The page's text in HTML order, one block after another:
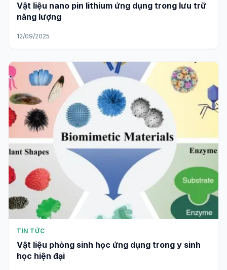
Vật liệu nano pin lithium ứng dụng trong lưu trữ
năng lượng
12/09/2025
TIN TỨC
Vật liệu phỏng sinh học ứng dụng trong y sinh
học hiện đại